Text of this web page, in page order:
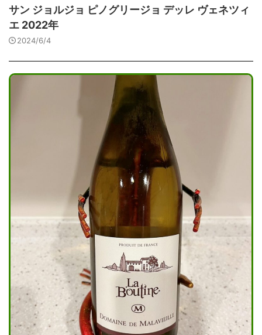
サン ジョルジョ ピノグリージョ デッレ ヴェネツィ
エ 2022年
2024/6/4